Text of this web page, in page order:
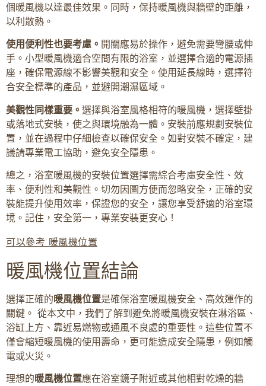
個暖風機以達最佳效果。同時，保持暖風機與牆壁的距離，
以利散熱。
使用便利性也要考慮。 開關應易於操作，避免需要彎腰或伸
手。小型暖風機適合空間有限的浴室，並選擇合適的電源插
座，確保電源線不影響美觀和安全。使用延長線時，選擇符
合安全標準的產品，並避開潮濕區域。
美觀性同樣重要。 選擇與浴室風格相符的暖風機，選擇壁掛
或落地式安裝，使之與環境融為一體。安裝前應規劃安裝位
置，並在過程中仔細檢查以確保安全。如對安裝不確定，建
議請專業電工協助，避免安全隱患。
總之，浴室暖風機的安裝位置選擇需綜合考慮安全性、效
率、便利性和美觀性。切勿因圖方便而忽略安全，正確的安
裝能提升使用效率，保證您的安全，讓您享受舒適的浴室環
境。記住，安全第一，專業安裝更安心！
可以參考 暖風機位置
暖風機位置結論
選擇正確的暖風機位置是確保浴室暖風機安全、高效運作的
關鍵。 從本文中，我們了解到避免將暖風機安裝在淋浴區、
浴缸上方、靠近易燃物或通風不良處的重要性。這些位置不
僅會縮短暖風機的使用壽命，更可能造成安全隱患，例如觸
電或火災。
理想的暖風機位置應在浴室鏡子附近或其他相對乾燥的牆